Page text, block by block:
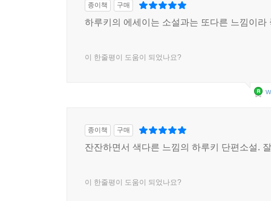
종이책 구매
하루키의 에세이는 소설과는 또다른 느낌이라
이 한줄평이 도움이 되었나요?
종이책 구매
잔잔하면서 색다른 느낌의 하루키 단편소설.
이 한줄평이 도움이 되었나요?